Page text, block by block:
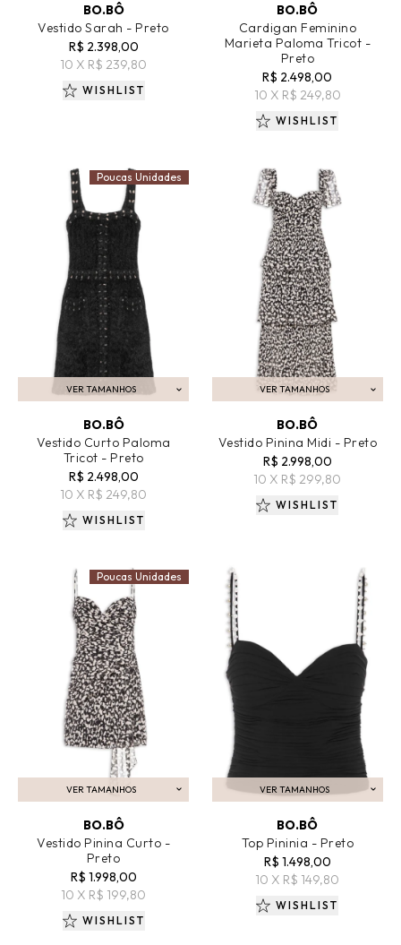
BO.BÔ
Vestido Sarah - Preto
R$ 2.398,00
10 X R$ 239,80
WISHLIST
BO.BÔ
Cardigan Feminino
Marieta Paloma Tricot -
Preto
R$ 2.498,00
10 X R$ 249,80
WISHLIST
VER TAMANHOS
ADICIONAR AO CARRINHO
BO.BÔ
Vestido Curto Paloma
Tricot - Preto
R$ 2.498,00
10 X R$ 249,80
Poucas Unidades
WISHLIST
VER TAMANHOS
ADICIONAR AO CARRINHO
BO.BÔ
Vestido Pinina Midi - Preto
R$ 2.998,00
10 X R$ 299,80
WISHLIST
VER TAMANHOS
ADICIONAR AO CARRINHO
BO.BÔ
Vestido Pinina Curto -
Preto
R$ 1.998,00
10 X R$ 199,80
Poucas Unidades
WISHLIST
VER TAMANHOS
ADICIONAR AO CARRINHO
BO.BÔ
Top Pininia - Preto
R$ 1.498,00
10 X R$ 149,80
WISHLIST